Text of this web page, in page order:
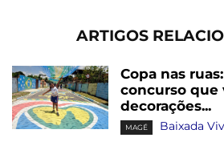
ARTIGOS
Copa nas
concurso que
decorações...
MAGÉ Baixada